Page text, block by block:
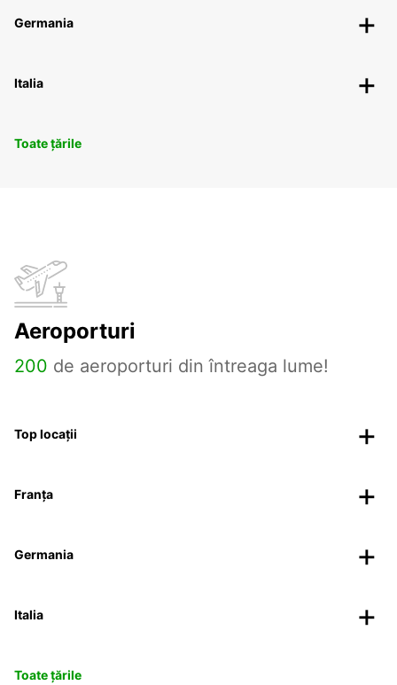
Germania
Italia
Toate țările
Aeroporturi
200 de aeroporturi din întreaga lume!
Top locații
Franța
Germania
Italia
Toate țările